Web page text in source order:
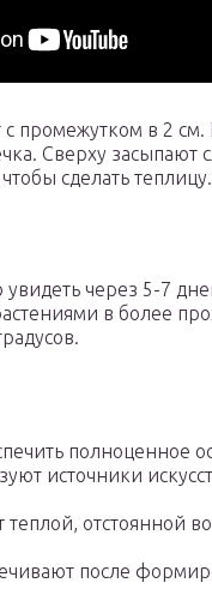
промежутком в 2
Сверху
сделать теплицу.
через 5-7
в более
полноценное
источники
отстоянной
после